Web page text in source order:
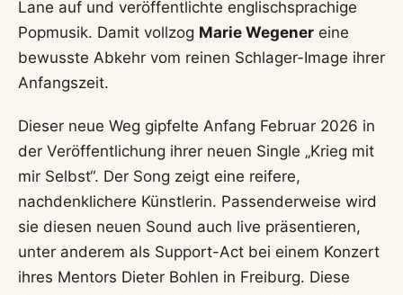
Lane auf und veröffentlichte englischsprachige
Popmusik. Damit vollzog Marie Wegener eine
bewusste Abkehr vom reinen Schlager-Image ihrer
Anfangszeit.
Dieser neue Weg gipfelte Anfang Februar 2026 in
der Veröffentlichung ihrer neuen Single „Krieg mit
mir Selbst“. Der Song zeigt eine reifere,
nachdenklichere Künstlerin. Passenderweise wird
sie diesen neuen Sound auch live präsentieren,
unter anderem als Support-Act bei einem Konzert
ihres Mentors Dieter Bohlen in Freiburg. Diese